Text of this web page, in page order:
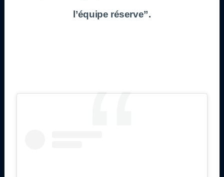
l’équipe réserve”.